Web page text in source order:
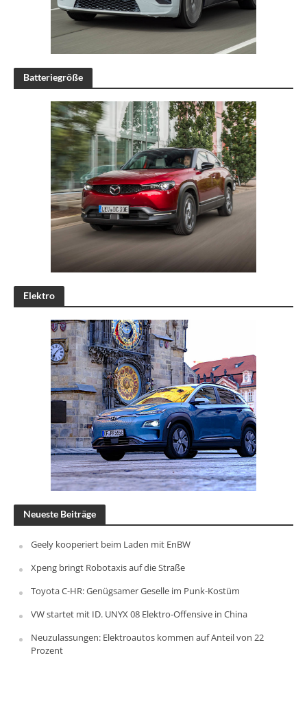
Batteriegröße
Elektro
Neueste Beiträge
Geely kooperiert beim Laden mit EnBW
Xpeng bringt Robotaxis auf die Straße
Toyota C-HR: Genügsamer Geselle im Punk-Kostüm
VW startet mit ID. UNYX 08 Elektro-Offensive in China
Neuzulassungen: Elektroautos kommen auf Anteil von 22
Prozent